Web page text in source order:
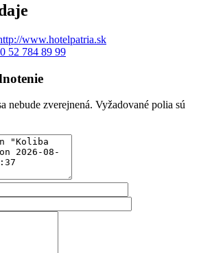
www.hotelpatria.sk
52 784 89 99
nebude zverejnená. Vyžadované polia sú